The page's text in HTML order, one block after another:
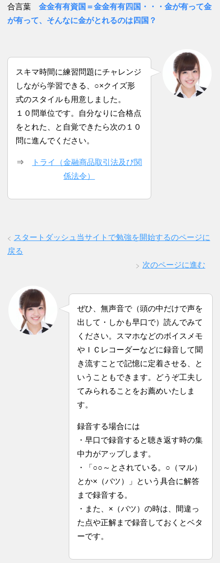
合言葉 金金有有資国＝金金有有四国・・・金が有って金
が有って、そんなに金がとれるのは四国？
スキマ時間に練習問題にチャレンジ
しながら学習できる、○×クイズ形
式のスタイルも用意しました。
１０問単位です。自分なりに合格点
をとれた、と自覚できたら次の１０
問に進んでください。
⇒
トライ（金融商品取引法及び関
係法令）
スタートダッシュ当サイトで勉強を開始するのページに
戻る
次のページに進む
ぜひ、無声音で（頭の中だけで声を
出して・しかも早口で）読んでみて
ください。スマホなどのボイスメモ
やＩＣレコーダーなどに録音して聞
き流すことで記憶に定着させる、と
いうこともできます。どうぞ工夫し
てみられることをお薦めいたしま
す。
録音する場合には
・早口で録音すると聴き返す時の集
中力がアップします。
・「○○～とされている。○（マル）
とか×（バツ）」という具合に解答
まで録音する。
・また、×（バツ）の時は、間違っ
た点や正解まで録音しておくとベタ
ーです。